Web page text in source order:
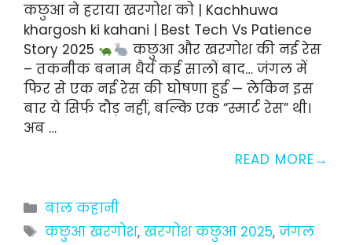
कछुआ ने हराया खरगोश को | Kachhuwa
khargosh ki kahani | Best Tech Vs Patience
Story 2025
कछुआ और खरगोश की नई रेस
– तकनीक बनाम धैर्य कई सालों बाद… जंगल में
फिर से एक नई रेस की घोषणा हुई — लेकिन इस
बार ये सिर्फ दौड़ नहीं, बल्कि एक “स्मार्ट रेस” थी।
अब …
READ MORE
Categories
बाल कहानी
Tags
कछुआ खरगोश,खरगोश कछुआ 2025,जंगल